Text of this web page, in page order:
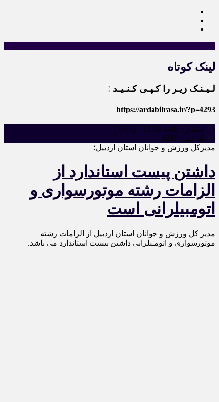
×
لینک کوتاه
لـیـنـک زیـر را کـپـی کـنـیـد !
https://ardabilrasa.ir/?p=4293
انتشار : 1402-09-13 - 09:02
کد خبر : 4293
مدیرکل ورزش و جوانان استان اردبیل؛
داشتن پیست استاندارد از
الزامات رشته موتورسواری و
اتومبیلرانی است
مدیر کل ورزش و جوانان استان اردبیل از الزامات رشته
موتورسواری و اتومبیلرانی داشتن پیست استاندارد می باشد.